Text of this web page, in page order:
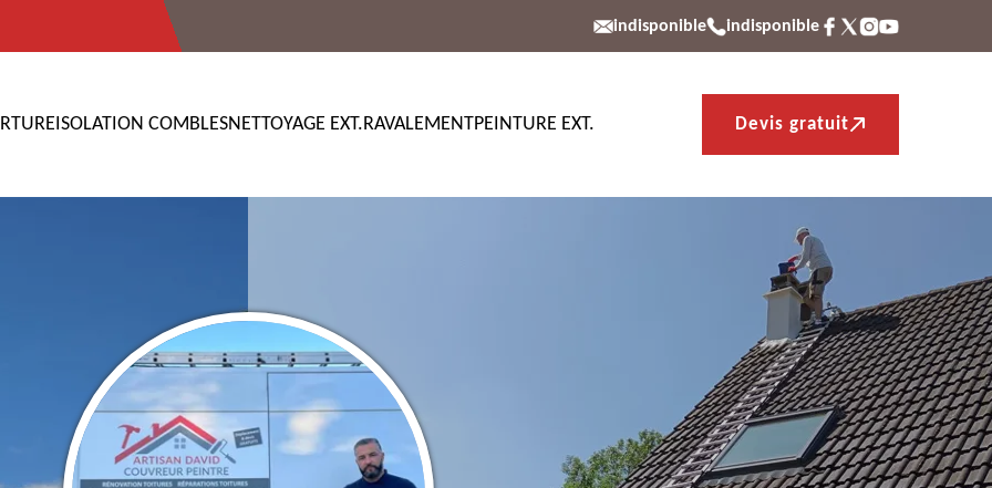
indisponible indisponible
ISOLATION COMBLESNETTOYAGE EXT.RAVALEMENTPEINTURE EXT. Devis gratuit